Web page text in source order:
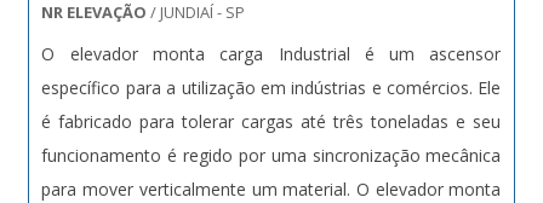
NR ELEVAÇÃO/ JUNDIAÍ - SP
O elevador monta carga Industrial é um ascensor
específico para a utilização em indústrias e comércios. Ele
é fabricado para tolerar cargas até três toneladas e seu
funcionamento é regido por uma sincronização mecânica
para mover verticalmente um material. O elevador monta